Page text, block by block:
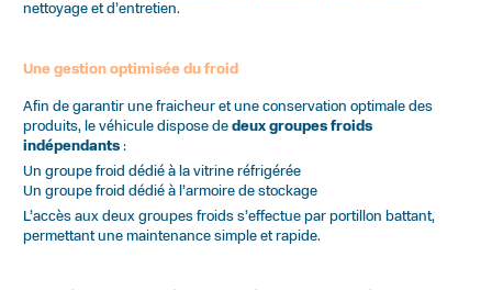
nettoyage et d’entretien.
Une gestion optimisée du froid
Afin de garantir une fraicheur et une conservation optimale des
produits, le véhicule dispose dedeux groupes froids
indépendants :
Un groupe froid dédié à la vitrine réfrigérée
Un groupe froid dédié à l’armoire de stockage
L’accès aux deux groupes froids s’effectue par portillon battant,
permettant une maintenance simple et rapide.